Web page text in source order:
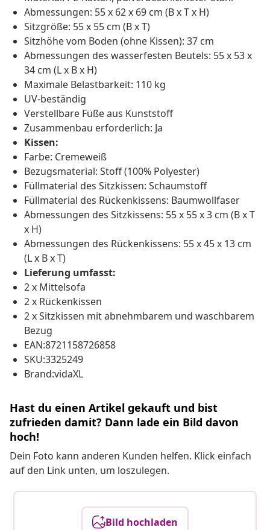
Abmessungen: 55 x 62 x 69 cm (B x T x H)
Sitzgröße: 55 x 55 cm (B x T)
Sitzhöhe vom Boden (ohne Kissen): 37 cm
Abmessungen des wasserfesten Beutels: 55 x 53 x
34 cm (L x B x H)
Maximale Belastbarkeit: 110 kg
UV-beständig
Verstellbare Füße aus Kunststoff
Zusammenbau erforderlich: Ja
Kissen:
Farbe: Cremeweiß
Bezugsmaterial: Stoff (100% Polyester)
Füllmaterial des Sitzkissen: Schaumstoff
Füllmaterial des Rückenkissens: Baumwollfaser
Abmessungen des Sitzkissens: 55 x 55 x 3 cm (B x T
x H)
Abmessungen des Rückenkissens: 55 x 45 x 13 cm
(L x B x T)
Lieferung umfasst:
2 x Mittelsofa
2 x Rückenkissen
2 x Sitzkissen mit abnehmbarem und waschbarem
Bezug
EAN:8721158726858
SKU:3325249
Brand:vidaXL
Hast du einen Artikel gekauft und bist
zufrieden damit? Dann lade ein Bild davon
hoch!
Dein Foto kann anderen Kunden helfen. Klick einfach
auf den Link unten, um loszulegen.
Bild hochladen